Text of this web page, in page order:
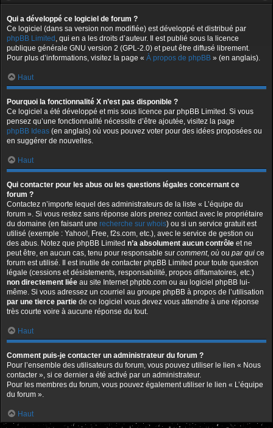
Qui a développé ce logiciel de forum ?
Ce logiciel (dans sa version non modifiée) est développé et distribué par
phpBB Limited , qui en a les droits d’auteur. Il est publié sous la licence
publique générale GNU version 2 (GPL-2.0) et peut être diffusé librement.
Pour plus d’informations, visitez la page « À propos de phpBB » (en anglais).
Haut
Pourquoi la fonctionnalité X n’est pas disponible ?
Ce logiciel a été développé et mis sous licence par phpBB Limited. Si vous
pensez qu’une fonctionnalité nécessite d’être ajoutée, visitez la page
phpBB Ideas (en anglais) où vous pouvez voter pour des idées proposées ou
en suggérer de nouvelles.
Haut
Qui contacter pour les abus ou les questions légales concernant ce
forum ?
Contactez n’importe lequel des administrateurs de la liste « L’équipe du
forum ». Si vous restez sans réponse alors prenez contact avec le propriétaire
du domaine (en faisant une recherche sur whois) ou si un service gratuit est
utilisé (exemple : Yahoo!, Free, f2s.com, etc.), avec le service de gestion ou
des abus. Notez que phpBB Limited n’a absolument aucun contrôle et ne
peut être, en aucun cas, tenu pour responsable sur comment, où ou par qui ce
forum est utilisé. Il est inutile de contacter phpBB Limited pour toute question
légale (cessions et désistements, responsabilité, propos diffamatoires, etc.)
non directement liée au site Internet phpbb.com ou au logiciel phpBB lui-
même. Si vous adressez un courriel au groupe phpBB à propos de l’utilisation
par une tierce partie de ce logiciel vous devez vous attendre à une réponse
très courte voire à aucune réponse du tout.
Haut
Comment puis-je contacter un administrateur du forum ?
Pour l’ensemble des utilisateurs du forum, vous pouvez utiliser le lien « Nous
contacter », si ce dernier a été activé par un administrateur.
Pour les membres du forum, vous pouvez également utiliser le lien « L’équipe
du forum ».
Haut